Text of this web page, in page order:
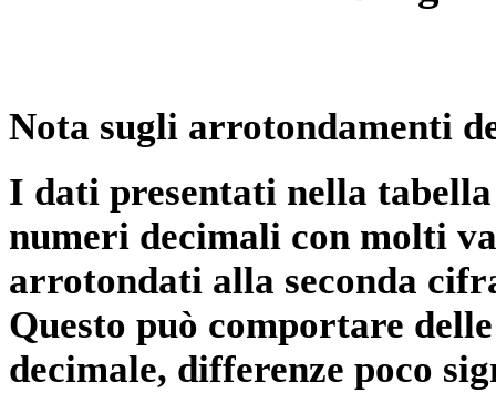
Nota sugli arrotondamenti
I dati presentati nella
numeri decimali con molti
arrotondati alla seconda
Questo può comportare
decimale, differenze poco